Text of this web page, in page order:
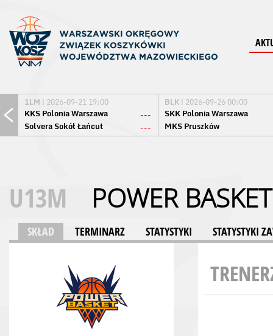
1LM | 2026-09-21 19:00
KKS Polonia Warszawa
---
Solvera Sokół Łańcut
---
BLK | 2026-09-26 00:00
SKK Polonia Warszawa
MKS Pruszków
U13M POWER BASKET
SKŁAD TERMINARZ STATYSTYKI STATYSTYKI